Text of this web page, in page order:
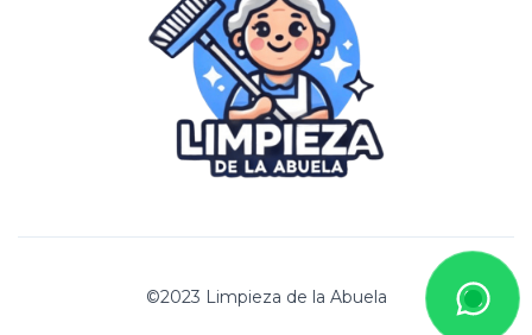
©2023 Limpieza de la Abuela